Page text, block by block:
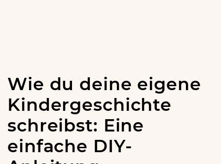
Wie du deine eigene
Kindergeschichte
schreibst: Eine
einfache DIY-